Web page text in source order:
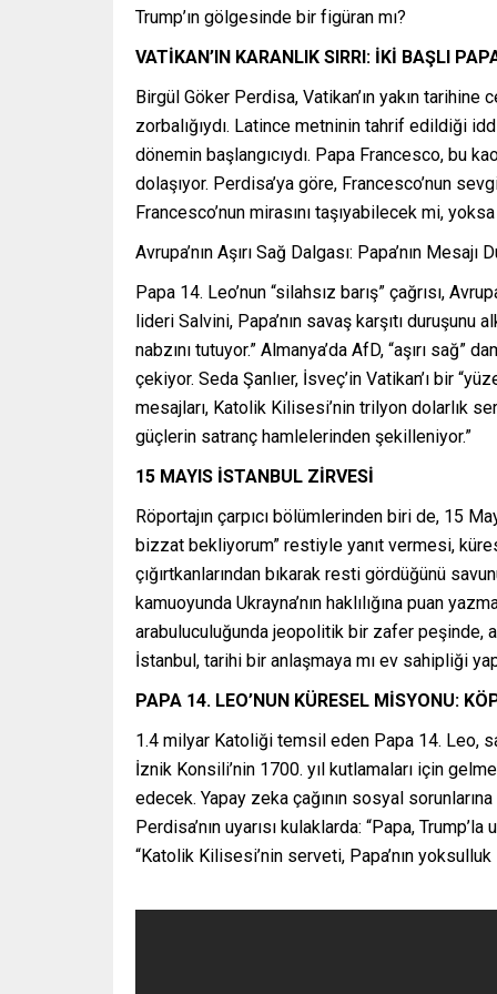
Trump’ın gölgesinde bir figüran mı?
VATİKAN’IN KARANLIK SIRRI: İKİ BAŞLI
Birgül Göker Perdisa, Vatikan’ın yakın
zorbalığıydı. Latince metninin tahrif edildiği
dönemin başlangıcıydı. Papa Francesco, bu
dolaşıyor. Perdisa’ya göre, Francesco’nun
Francesco’nun mirasını taşıyabilecek mi,
Avrupa’nın Aşırı Sağ Dalgası: Papa’nın Mesajı
Papa 14. Leo’nun “silahsız barış” çağrısı,
lideri Salvini, Papa’nın savaş karşıtı duruşunu
nabzını tutuyor.” Almanya’da AfD, “aşırı
çekiyor. Seda Şanlıer, İsveç’in Vatikan’ı bir
mesajları, Katolik Kilisesi’nin trilyon dolarlık
güçlerin satranç hamlelerinden şekilleniyor.”
15 MAYIS İSTANBUL ZİRVESİ
Röportajın çarpıcı bölümlerinden biri de, 15
bizzat bekliyorum” restiyle yanıt vermesi,
çığırtkanlarından bıkarak resti gördüğünü
kamuoyunda Ukrayna’nın haklılığına puan
arabuluculuğunda jeopolitik bir zafer peşinde,
İstanbul, tarihi bir anlaşmaya mı ev sahipliği
PAPA 14. LEO’NUN KÜRESEL MİSYONU:
1.4 milyar Katoliği temsil eden Papa 14. Leo,
İznik Konsili’nin 1700. yıl kutlamaları için
edecek. Yapay zeka çağının sosyal
Perdisa’nın uyarısı kulaklarda: “Papa,
“Katolik Kilisesi’nin serveti, Papa’nın